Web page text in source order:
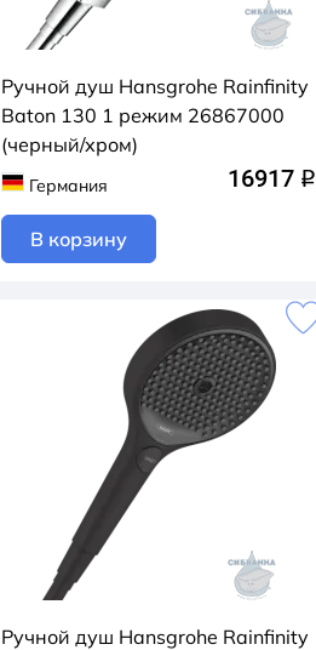
Ручной душ Hansgrohe Rainfinity
Baton 130 1 режим 26867000
(черный/хром)
Германия 16917 q
В корзину
Ручной душ Hansgrohe Rainfinity